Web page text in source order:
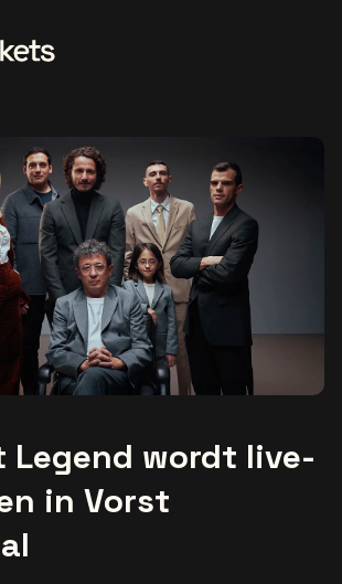
Legend wordt live-
in Vorst